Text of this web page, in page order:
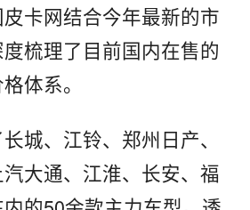
卡网结合今年最新的市
梳理了目前国内在售的
体系。
城、江铃、郑州日产、
大通、江淮、长安、福